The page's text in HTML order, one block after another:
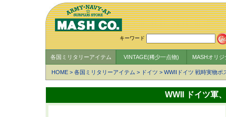
キーワード
各国ミリタリーアイテム VINTAGE(稀少一点物) MASHオリ
HOME > 各国ミリタリーアイテム > ドイツ > WWIIドイツ 戦時実物ポ
WWII ドイツ軍